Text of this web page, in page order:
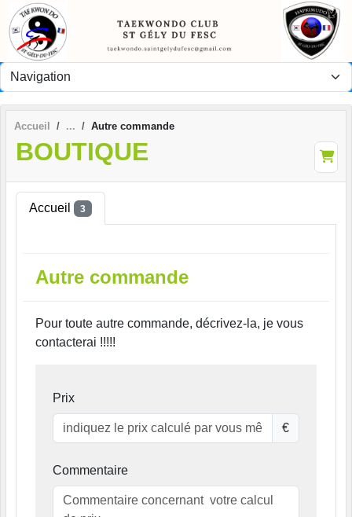
Accueil Autre commande
BOUTIQUE
Accueil 3
Autre commande
Pour toute autre commande, décrivez-la, je vous
contacterai !!!!!
Prix
€
Commentaire
Panneau de gestion des cookies